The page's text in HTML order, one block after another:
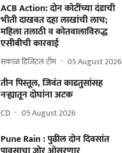
ACB Action: दोन कोटींच्या दंडाची
भीती दाखवत दहा लाखांची लाच;
महिला तलाठी व कोतवालाविरुद्ध
एसीबीची कारवाई
सकाळ डिजिटल टीम 05 August 2026
तीन पिस्तूल, जिवंत काडतुसांसह
नऱ्ह्यातून दोघांना अटक
CD 05 August 2026
Pune Rain : पुढील दोन दिवसांत